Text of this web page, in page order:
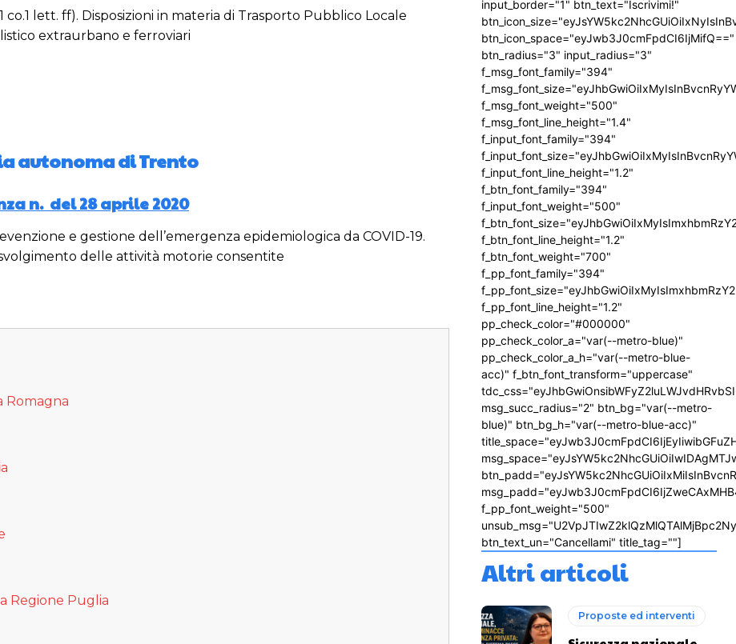
co.1 lett. ff). Disposizioni in materia di Trasporto Pubblico Locale
extraurbano e ferroviari
autonoma di Trento
n. del 28 aprile 2020
e gestione dell’emergenza epidemiologica da COVID-19.
delle attività motorie consentite
Romagna
Regione Puglia
input_border="1" btn_text="Iscrivimi!"
btn_icon_space="eyJwb3J0cmFpdCI6IjMifQ=="
btn_radius="3" input_radius="3"
f_msg_font_family="394"
f_msg_font_weight="500"
f_msg_font_line_height="1.4"
f_input_font_family="394"
f_input_font_line_height="1.2"
f_btn_font_family="394"
f_input_font_weight="500"
f_btn_font_line_height="1.2"
f_btn_font_weight="700"
f_pp_font_family="394"
f_pp_font_line_height="1.2"
pp_check_color="#000000"
pp_check_color_a="var(--metro-blue)"
pp_check_color_a_h="var(--metro-blue-
acc)" f_btn_font_transform="uppercase"
msg_succ_radius="2" btn_bg="var(--metro-
blue)" btn_bg_h="var(--metro-blue-acc)"
f_pp_font_weight="500"
btn_text_un="Cancellami" title_tag=""]
Altri articoli
Proposte ed interventi